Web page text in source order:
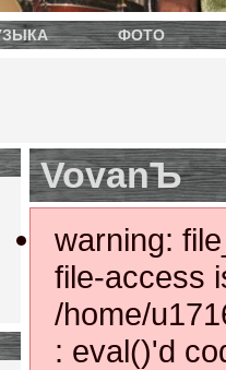
ФОТО
VovanЪ
warning:
file-access
/home/
: eval()'d